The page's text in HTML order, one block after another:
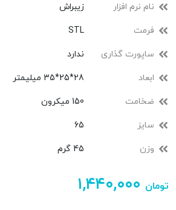
نام نرم افزار زیبراش
فرمت STL
ساپورت گذاری ندارد
ابعاد 28*25*35 میلیمتر
ضخامت 150 میکرون
سایز 65
وزن 45 گرم
۱,۴۴۰,۰۰۰ تومان